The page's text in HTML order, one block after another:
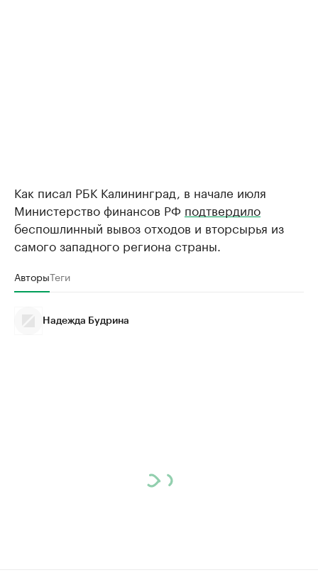
Как писал РБК Калининград, в начале июля
Министерство финансов РФ подтвердило
беспошлинный вывоз отходов и вторсырья из
самого западного региона страны.
АвторыТеги
Надежда Будрина